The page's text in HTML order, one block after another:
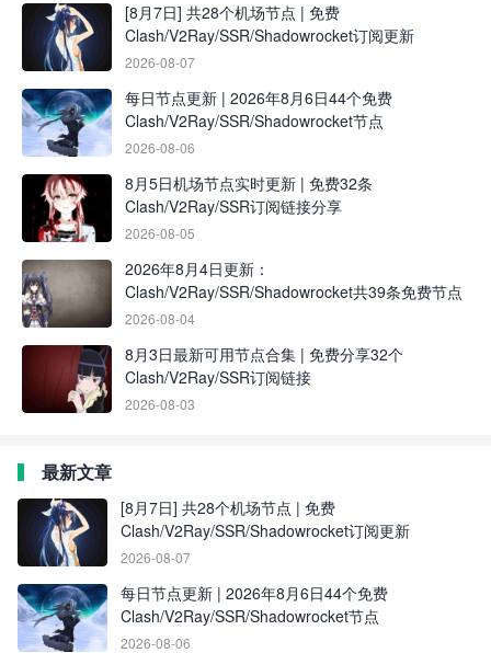
[8月7日] 共28个机场节点 | 免费
Clash/V2Ray/SSR/Shadowrocket订阅更新
2026-08-07
每日节点更新 | 2026年8月6日44个免费
Clash/V2Ray/SSR/Shadowrocket节点
2026-08-06
8月5日机场节点实时更新 | 免费32条
Clash/V2Ray/SSR订阅链接分享
2026-08-05
2026年8月4日更新：
Clash/V2Ray/SSR/Shadowrocket共39条免费节点
2026-08-04
8月3日最新可用节点合集 | 免费分享32个
Clash/V2Ray/SSR订阅链接
2026-08-03
最新文章
[8月7日] 共28个机场节点 | 免费
Clash/V2Ray/SSR/Shadowrocket订阅更新
2026-08-07
每日节点更新 | 2026年8月6日44个免费
Clash/V2Ray/SSR/Shadowrocket节点
2026-08-06